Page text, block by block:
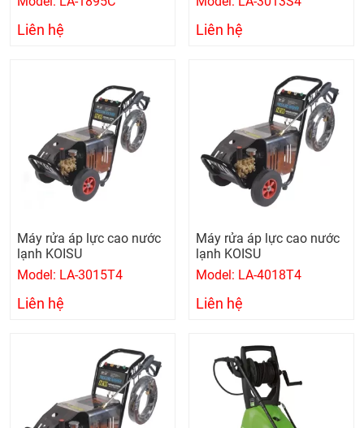
Liên hệ Liên hệ
Máy rửa áp lực cao nước
lạnh KOISU
Model: LA-3015T4
Liên hệ
Máy rửa áp lực cao nước
lạnh KOISU
Model: LA-4018T4
Liên hệ